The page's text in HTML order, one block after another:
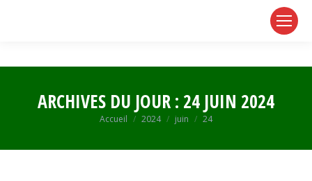
ARCHIVES DU JOUR : 24 JUIN 2024
Vous êtes ici :
Accueil 2024 juin 24